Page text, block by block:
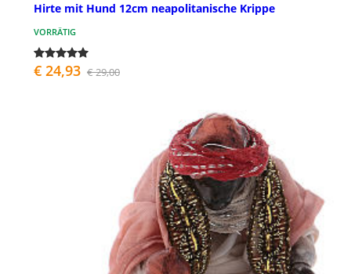
Hirte mit Hund 12cm neapolitanische Krippe
VORRÄTIG
€ 24,93 € 29,00